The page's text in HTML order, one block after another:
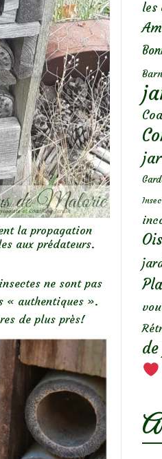
la propagation
aux prédateurs.
ne sont pas
« authentiques ».
de plus près!
les